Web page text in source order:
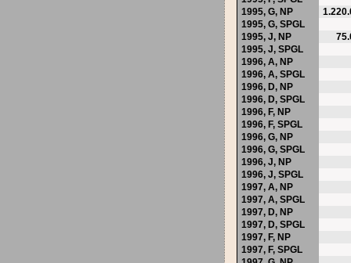
1995,G, NP
1995,G,SPGL
1995,J, NP
1995,J,SPGL
1996,A, NP
1996,A,SPGL
1996, D, NP
1996, D,SPGL
1996, F, NP
1996, F,SPGL
1996,G, NP
1996,G,SPGL
1996,J, NP
1996,J,SPGL
1997,A, NP
1997,A,SPGL
1997, D, NP
1997, D,SPGL
1997, F, NP
1997, F,SPGL